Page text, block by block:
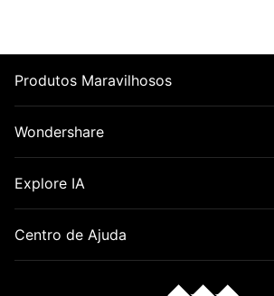
Produtos Maravilhosos
Wondershare
Explore IA
Centro de Ajuda